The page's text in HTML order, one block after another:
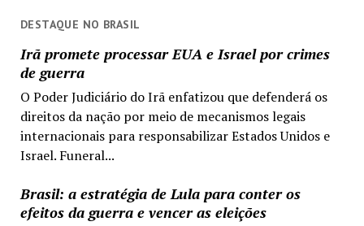
DESTAQUE NO BRASIL
Irã promete processar EUA e Israel por crimes
de guerra
O Poder Judiciário do Irã enfatizou que defenderá os
direitos da nação por meio de mecanismos legais
internacionais para responsabilizar Estados Unidos e
Israel. Funeral...
Brasil: a estratégia de Lula para conter os
efeitos da guerra e vencer as eleições